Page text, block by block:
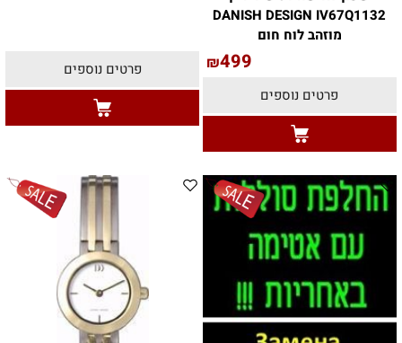
DANISH DESIGN IV67Q1132
מוזהב לוח חום
₪499
פרטים נוספים
פרטים נוספים